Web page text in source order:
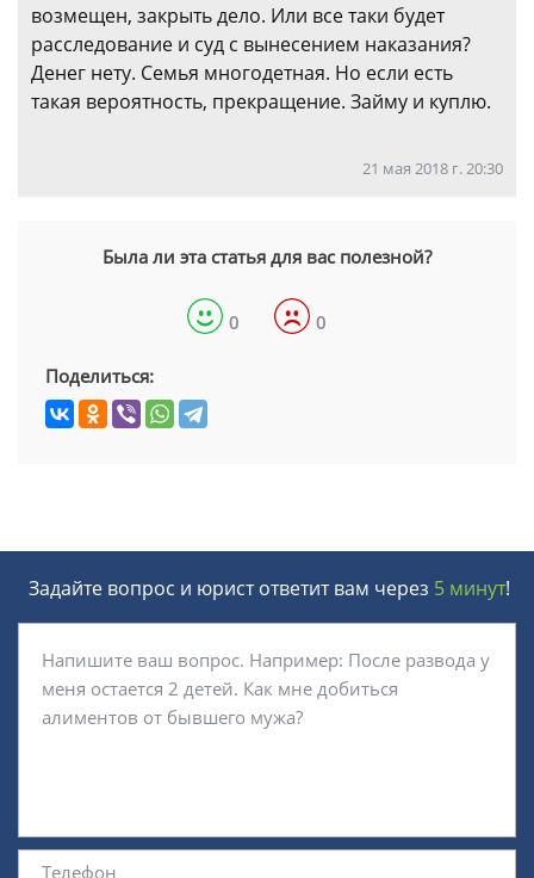
возмещен, закрыть дело. Или все таки будет
расследование и суд с вынесением наказания?
Денег нету. Семья многодетная. Но если есть
такая вероятность, прекращение. Займу и куплю.
21 мая 2018 г. 20:30
Была ли эта статья для вас полезной?
0 0
Поделиться:
Задайте вопрос и юрист ответит вам через 5 минут!